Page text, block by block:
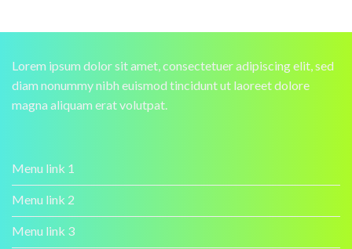
Lorem ipsum dolor sit amet, consectetuer adipiscing elit, sed
diam nonummy nibh euismod tincidunt ut laoreet dolore
magna aliquam erat volutpat.
Menu link 1
Menu link 2
Menu link 3